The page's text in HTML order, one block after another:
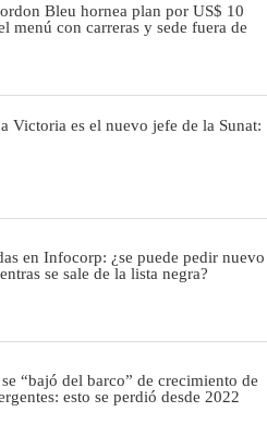
Bleu hornea plan por US$ 10
menú con carreras y sede fuera de
Victoria es el nuevo jefe de la Sunat:
en Infocorp: ¿se puede pedir nuevo
se sale de la lista negra?
“bajó del barco” de crecimiento de
esto se perdió desde 2022